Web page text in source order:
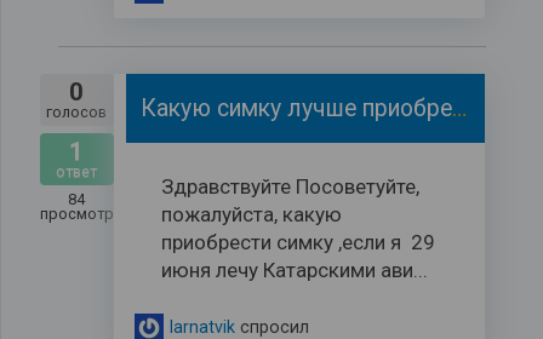
0
голосов
1
ответ
84
просмотров
Какую симку лучше приобрести
Здравствуйте Посоветуйте,
пожалуйста, какую
приобрести симку ,если я 29
июня лечу Катарскими ави...
larnatvikспросил